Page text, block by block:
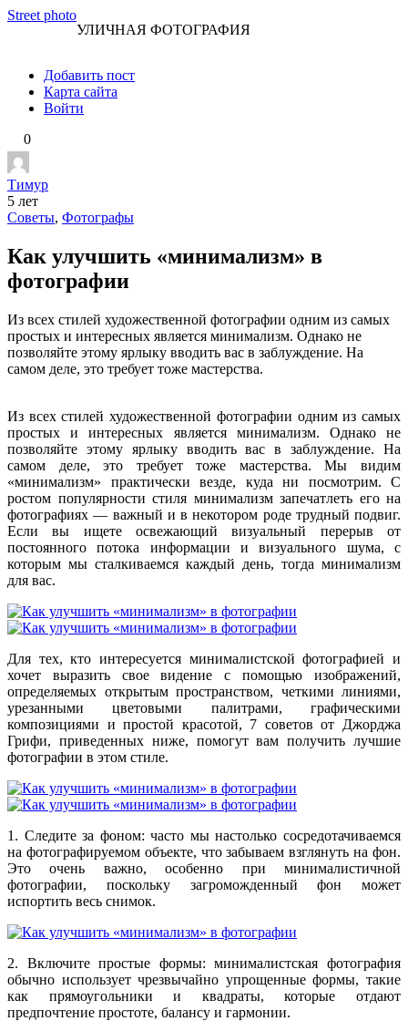
Перейти
Street photo
УЛИЧНАЯ ФОТОГРАФИЯ
Добавить пост
Карта сайта
Войти
0
Тимур
5 лет
Советы, Фотографы
Как улучшить «минимализм» в
фотографии
Из всех стилей художественной фотографии одним из самых
простых и интересных является минимализм. Однако не
позволяйте этому ярлыку вводить вас в заблуждение. На
самом деле, это требует тоже мастерства.
Из всех стилей художественной фотографии одним из самых
простых иинтересных является минимализм. Однако не
позволяйте этому ярлыку вводить вас в заблуждение. На
самом деле, это требует тоже мастерства. Мы видим
«минимализм» практически везде, куда ни посмотрим. С
ростом популярности стиля минимализм запечатлеть его на
фотографиях — важный и в некотором роде трудный подвиг.
Если вы ищете освежающий визуальный перерыв от
постоянного потока информации и визуального шума, с
которым мы сталкиваемся каждый день, тогда минимализм
для вас.
Для тех, кто интересуется минималистской фотографией и
хочет выразить свое видение с помощью изображений,
определяемых открытым пространством, четкими линиями,
урезанными цветовыми палитрами, графическими
композициями и простой красотой, 7 советовот Джорджа
Грифи, приведенных ниже, помогут вам получить лучшие
фотографии в этом стиле.
1. Следите за фоном: часто мы настолько сосредотачиваемся
на фотографируемом объекте, что забываем взглянуть на фон.
Это очень важно, особенно при минималистичной
фотографии, поскольку загроможденный фон может
испортить весь снимок.
2. Включите простые формы: минималистская фотография
обычно использует чрезвычайно упрощенные формы, такие
как прямоугольники и квадраты, которые отдают
предпочтение простоте, балансу и гармонии.